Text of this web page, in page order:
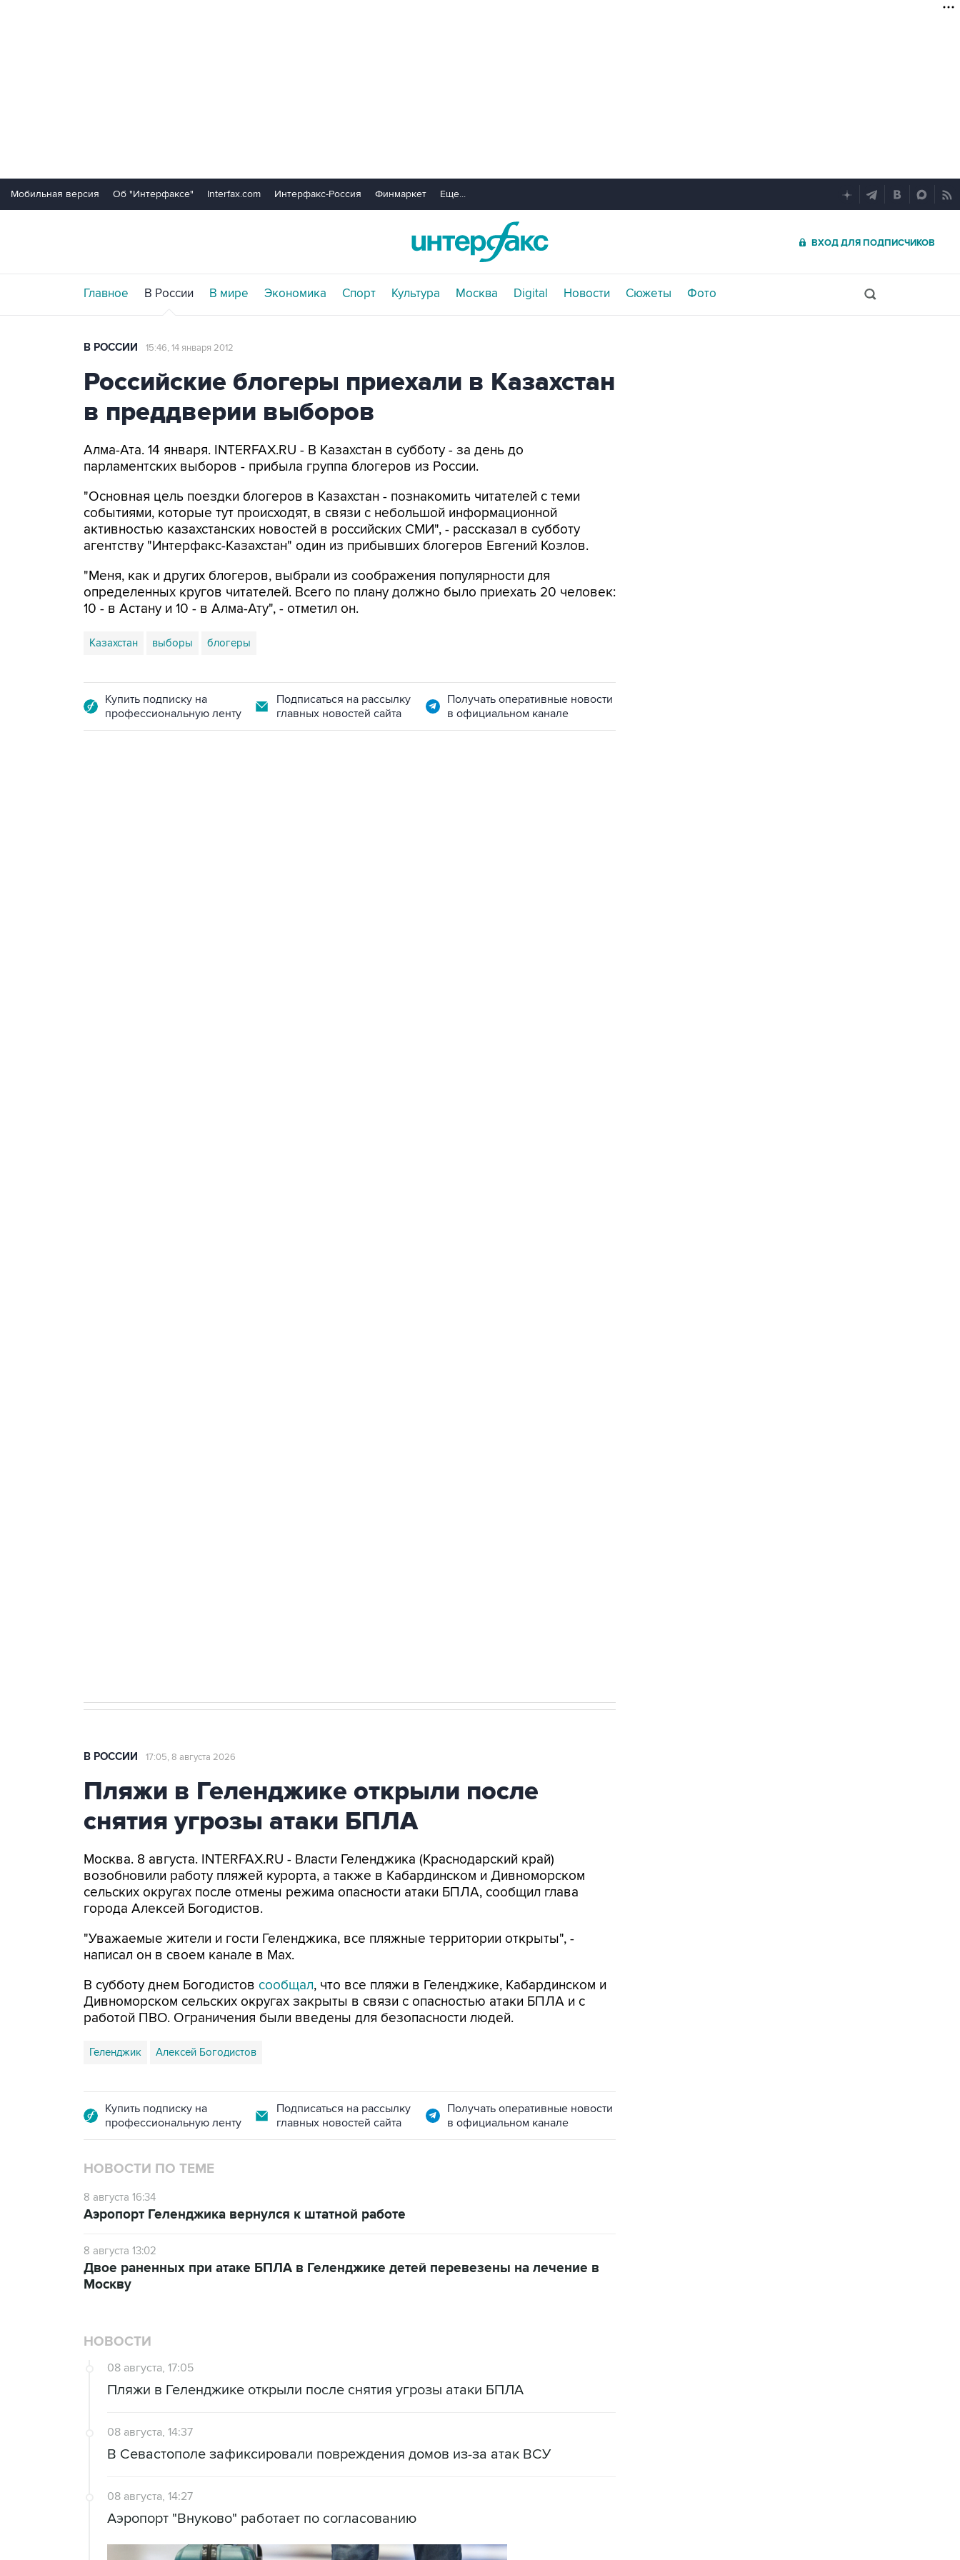
Мобильная версия Об "Интерфаксе" Interfax.com Интерфакс-Россия Финмаркет Еще...
ВХОД ДЛЯ ПОДПИСЧИКОВ
Главное В России В мире Экономика Спорт Культура Москва Digital Новости Сюжеты Фото
В РОССИИ 15:46, 14 января 2012
Российские блогеры приехали в Казахстан
в преддверии выборов
Алма-Ата. 14 января. INTERFAX.RU - В Казахстан в субботу - за день до
парламентских выборов - прибыла группа блогеров из России.
"Основная цель поездки блогеров в Казахстан - познакомить читателей с теми
событиями, которые тут происходят, в связи с небольшой информационной
активностью казахстанских новостей в российских СМИ", - рассказал в субботу
агентству "Интерфакс-Казахстан" один из прибывших блогеров Евгений Козлов.
"Меня, как и других блогеров, выбрали из соображения популярности для
определенных кругов читателей. Всего по плану должно было приехать 20 человек:
10 - в Астану и 10 - в Алма-Ату", - отметил он.
Казахстан выборы блогеры
Купить подписку на
профессиональную ленту
Подписаться на рассылку
главных новостей сайта
Получать оперативные новости
в официальном канале
В РОССИИ 17:05, 8 августа 2026
Пляжи в Геленджике открыли после
снятия угрозы атаки БПЛА
Москва. 8 августа. INTERFAX.RU - Власти Геленджика (Краснодарский край)
возобновили работу пляжей курорта, а также в Кабардинском и Дивноморском
сельских округах после отмены режима опасности атаки БПЛА, сообщил глава
города Алексей Богодистов.
"Уважаемые жители и гости Геленджика, все пляжные территории открыты", -
написал он в своем канале в Max.
В субботу днем Богодистов сообщал, что все пляжи в Геленджике, Кабардинском и
Дивноморском сельских округах закрыты в связи с опасностью атаки БПЛА и с
работой ПВО. Ограничения были введены для безопасности людей.
Геленджик Алексей Богодистов
Купить подписку на
профессиональную ленту
Подписаться на рассылку
главных новостей сайта
Получать оперативные новости
в официальном канале
НОВОСТИ ПО ТЕМЕ
8 августа 16:34
Аэропорт Геленджика вернулся к штатной работе
8 августа 13:02
Двое раненных при атаке БПЛА в Геленджике детей перевезены на лечение в
Москву
НОВОСТИ
08 августа, 17:05
Пляжи в Геленджике открыли после снятия угрозы атаки БПЛА
08 августа, 14:37
В Севастополе зафиксировали повреждения домов из-за атак ВСУ
08 августа, 14:27
Аэропорт "Внуково" работает по согласованию